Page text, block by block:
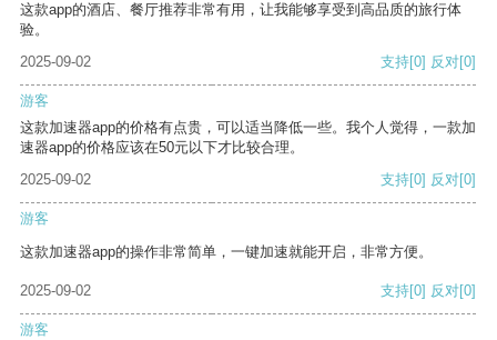
这款app的酒店、餐厅推荐非常有用，让我能够享受到高品质的旅行体
验。
2025-09-02
支持[0] 反对[0]
游客
这款加速器app的价格有点贵，可以适当降低一些。我个人觉得，一款加
速器app的价格应该在50元以下才比较合理。
2025-09-02
支持[0] 反对[0]
游客
这款加速器app的操作非常简单，一键加速就能开启，非常方便。
2025-09-02 支持[0] 反对[0]
游客